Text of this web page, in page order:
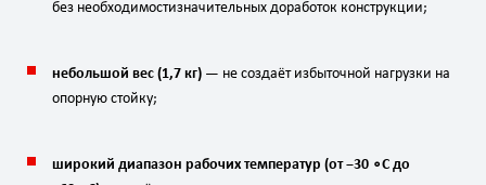
без необходимостизначительных доработок конструкции;
небольшой вес (1,7 кг) — не создаётизбыточной нагрузки на
опорную стойку;
широкий диапазон рабочих температур (от−30 ∘C до